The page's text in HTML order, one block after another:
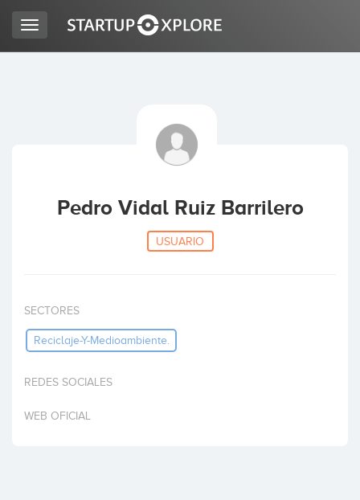
ACCESO
Inicio
Invertir
Toggle
navigation
Pedro Vidal Ruiz Barrilero
USUARIO
SECTORES
Reciclaje-Y-Medioambiente.
REDES SOCIALES
WEB OFICIAL